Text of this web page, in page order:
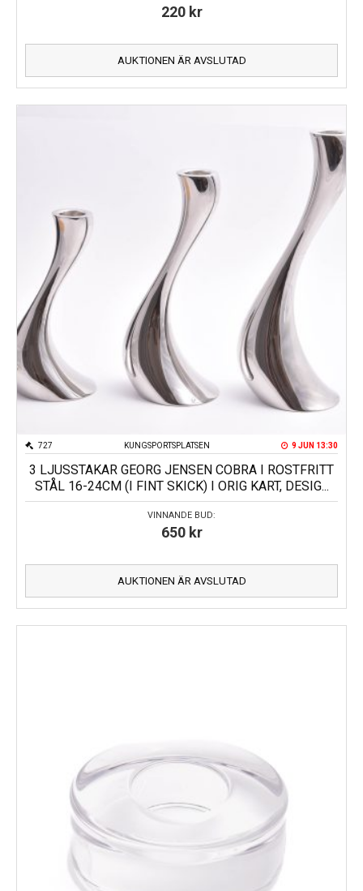
220 kr
AUKTIONEN ÄR AVSLUTAD
KUNGSPORTSPLATSEN
727 9 JUN 13:30
3 LJUSSTAKAR GEORG JENSEN COBRA I ROSTFRITT
STÅL 16-24CM (I FINT SKICK) I ORIG KART, DESIG...
VINNANDE BUD:
650 kr
AUKTIONEN ÄR AVSLUTAD